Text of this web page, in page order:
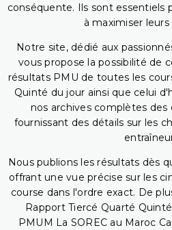
conséquente. Ils sont essentiels
à maximiser
Notre site, dédié aux
vous propose la possibilité de
résultats PMU de toutes les
Quinté du jour ainsi que celui
nos archives complètes des
fournissant des détails sur les
Nous publions les résultats dès
offrant une vue précise sur les
course dans l'ordre exact. De
Rapport Tiercé Quarté
PMUM La SOREC au Maroc